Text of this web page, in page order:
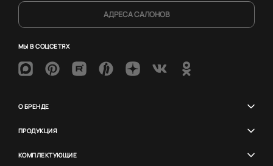
АДРЕСА САЛОНОВ
МЫ В СОЦСЕТЯХ
О БРЕНДЕ
ПРОДУКЦИЯ
КОМПЛЕКТУЮЩИЕ